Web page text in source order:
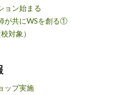
ョン始まる
が共にWSを創る①
対象）
ップ実施